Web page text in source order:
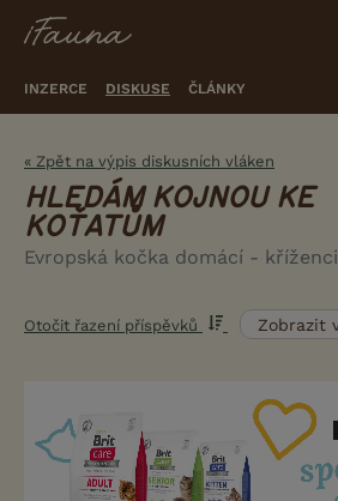
INZERCE DISKUSE ČLÁNKY
« Zpět na výpis diskusních vláken
HLEDÁM KOJNOU KE
KOŤATŮM
Evropská kočka domácí - kříženci
Otočit řazení příspěvků